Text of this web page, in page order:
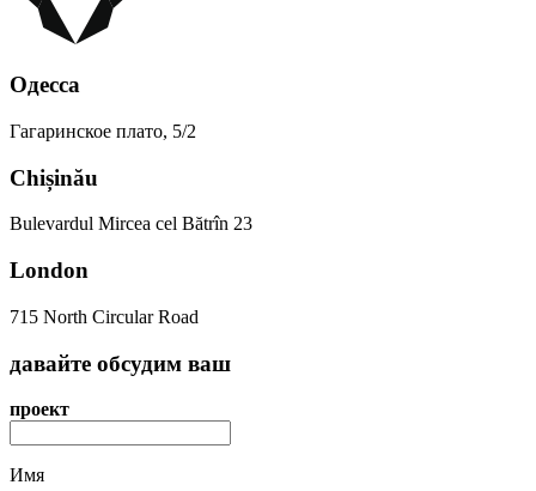
Одесса
Гагаринское плато, 5/2
Chișinău
Bulevardul Mircea cel Bătrîn 23
London
715 North Circular Road
давайте обсудим ваш
проект
Имя